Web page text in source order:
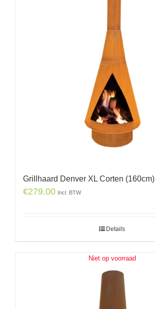
Grillhaard Denver XL Corten (160cm)
€279.00 Incl. BTW
Details
Niet op voorraad